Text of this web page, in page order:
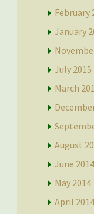
February
January
July 2015
March
August
June 2014
May 2014
April 2014